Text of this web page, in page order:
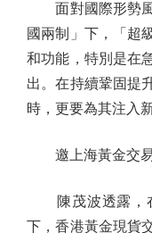
面對國際形勢風
國兩制」下，「超
和功能，特別是在
出。在持續鞏固提
時，更要為其注入
邀上海黃金交易
陳茂波透露，在
下，香港黃金現貨